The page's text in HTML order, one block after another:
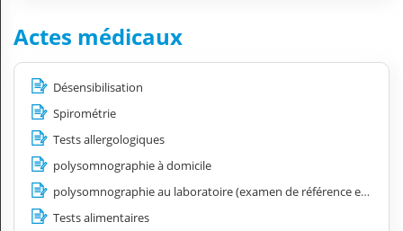
Actes médicaux
Désensibilisation
Spirométrie
Tests allergologiques
polysomnographie à domicile
polysomnographie au laboratoire (examen de référence en sommeil)
Tests alimentaires